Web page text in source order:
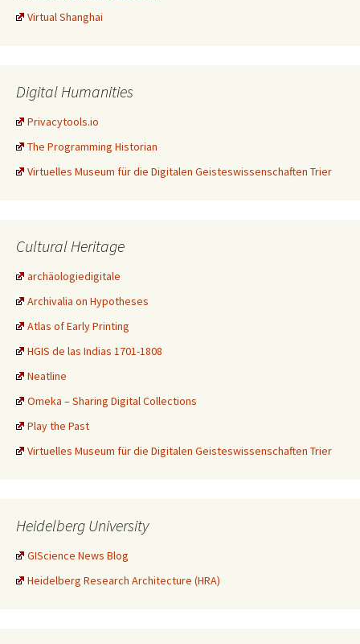
Virtual Shanghai
Digital Humanities
Privacytools.io
The Programming Historian
Virtuelles Museum für die Digitalen Geisteswissenschaften Trier
Cultural Heritage
archäologiedigitale
Archivalia on Hypotheses
Atlas of Early Printing
HGIS de las Indias 1701-1808
Neatline
Omeka – Sharing Digital Collections
Play the Past
Virtuelles Museum für die Digitalen Geisteswissenschaften Trier
Heidelberg University
GIScience News Blog
Heidelberg Research Architecture (HRA)